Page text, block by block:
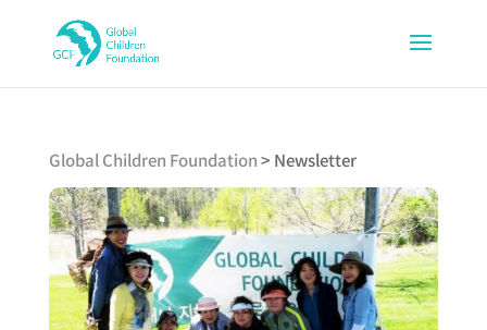
Global Children Foundation> Newsletter